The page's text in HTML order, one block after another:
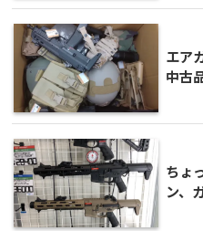
エア
中古
ちょ
ン、